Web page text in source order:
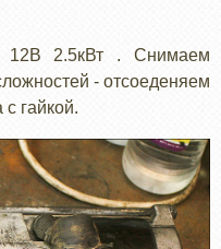
12В 2.5кВт . Снимаем
- отсоеденяем
гайкой.